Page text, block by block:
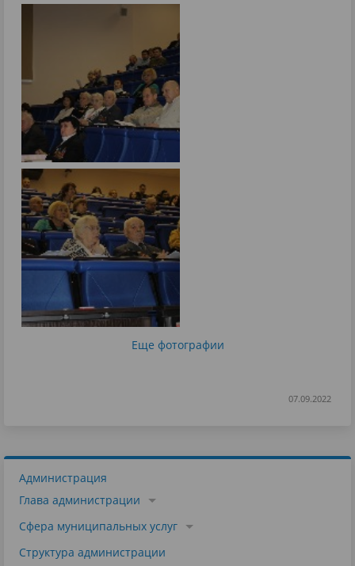
Еще фотографии
07.09.2022
Администрация
Глава администрации
Сфера муниципальных услуг
Структура администрации